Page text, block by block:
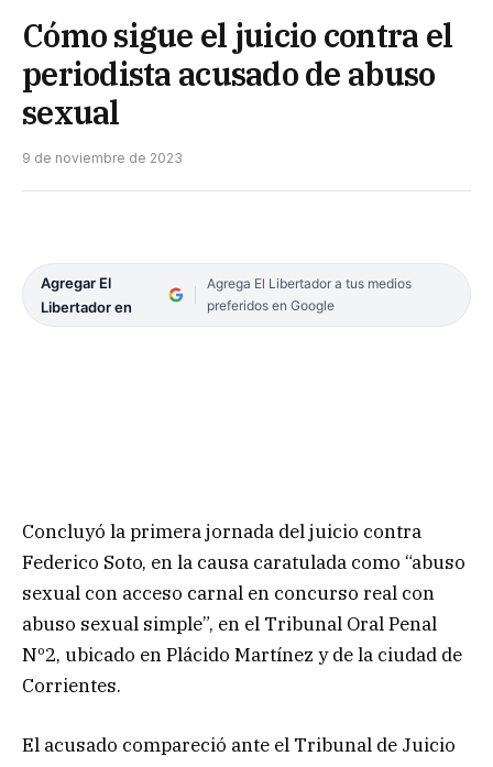
Cómo sigue el juicio contra el
periodista acusado de abuso
sexual
9 de noviembre de 2023
Agregar El
Libertador en
Agrega El Libertador a tus medios
preferidos en Google
Concluyó la primera jornada del juicio contra
Federico Soto, en la causa caratulada como “abuso
sexual con acceso carnal en concurso real con
abuso sexual simple”, en el Tribunal Oral Penal
Nº2, ubicado en Plácido Martínez y de la ciudad de
Corrientes.
El acusado compareció ante el Tribunal de Juicio